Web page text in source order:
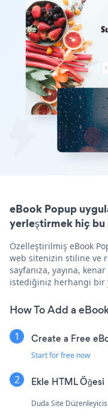
eBook Popup
yerleştirmek hiç bu
Özelleştirilmiş eBook
web sitenizin stiline ve
sayfanıza, yayına,
istediğiniz herhangi bir
How To Add a
Create a Free
Start for free now
Ekle HTML Öğesi
Duda Site